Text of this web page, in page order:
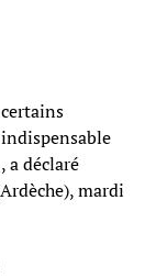
a déclaré
mardi